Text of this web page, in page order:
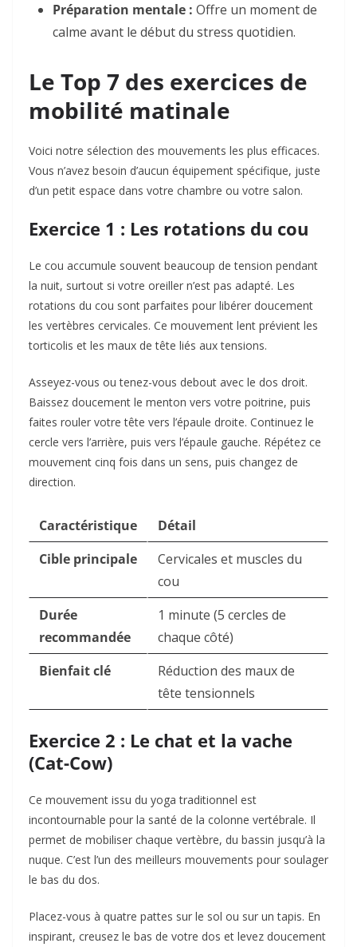
Préparation mentale : Offre un moment de
calme avant le début du stress quotidien.
Le Top 7 des exercices de
mobilité matinale
Voici notre sélection des mouvements les plus efficaces.
Vous n’avez besoin d’aucun équipement spécifique, juste
d’un petit espace dans votre chambre ou votre salon.
Exercice 1 : Les rotations du cou
Le cou accumule souvent beaucoup de tension pendant
la nuit, surtout si votre oreiller n’est pas adapté. Les
rotations du cou sont parfaites pour libérer doucement
les vertèbres cervicales. Ce mouvement lent prévient les
torticolis et les maux de tête liés aux tensions.
Asseyez-vous ou tenez-vous debout avec le dos droit.
Baissez doucement le menton vers votre poitrine, puis
faites rouler votre tête vers l’épaule droite. Continuez le
cercle vers l’arrière, puis vers l’épaule gauche. Répétez ce
mouvement cinq fois dans un sens, puis changez de
direction.
Caractéristique
Détail
Cible principale
Cervicales et muscles du
cou
Durée
recommandée
1 minute (5 cercles de
chaque côté)
Bienfait clé
Réduction des maux de
tête tensionnels
Exercice 2 : Le chat et la vache
(Cat-Cow)
Ce mouvement issu du yoga traditionnel est
incontournable pour la santé de la colonne vertébrale. Il
permet de mobiliser chaque vertèbre, du bassin jusqu’à la
nuque. C’est l’un des meilleurs mouvements pour soulager
le bas du dos.
Placez-vous à quatre pattes sur le sol ou sur un tapis. En
inspirant, creusez le bas de votre dos et levez doucement